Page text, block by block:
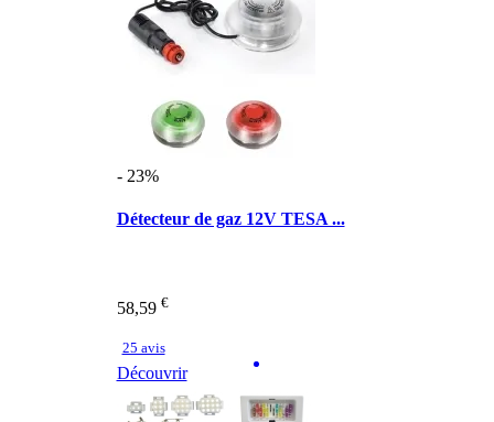
- 23%
Détecteur de gaz 12V TESA ...
58,59 €
25 avis
Découvrir